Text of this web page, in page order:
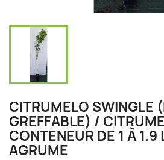
CITRUMELO SWINGLE
GREFFABLE) /
CONTENEUR DE 1 À 1.9
AGRUME